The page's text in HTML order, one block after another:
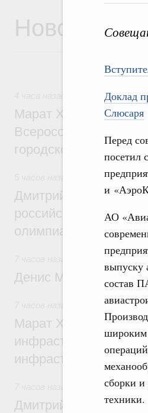
Доклад
Слюсаря
Перед
посетил
и
АО
выпуску
состав
широким
сборки
техники.
Новости
Экономика
Марат Хуснуллин
Всероссийского
городской среды
Отрасль
Дмитрий
российскую
олимпиаде по
Общие вопросы
Денис Мантуров
Бюджеты
Марат Хуснуллин: 15
инфраструктуры
инфраструктурным
Развитие
Дмитрий Патрушев: